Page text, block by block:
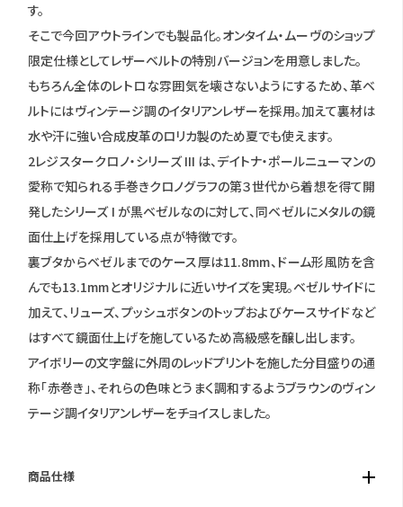
す。
そこで今回アウトラインでも製品化。オンタイム・ムーヴのショップ
限定仕様としてレザーベルトの特別バージョンを用意しました。
もちろん全体のレトロな雰囲気を壊さないようにするため、革ベ
ルトにはヴィンテージ調のイタリアンレザーを採用。加えて裏材は
水や汗に強い合成皮革のロリカ製のため夏でも使えます。
2レジスタークロノ・シリーズ III は、デイトナ・ポールニューマンの
愛称で知られる手巻きクロノグラフの第３世代から着想を得て開
発したシリーズ I が黒ベゼルなのに対して、同ベゼルにメタルの鏡
面仕上げを採用している点が特徴です。
裏ブタからベゼルまでのケース厚は11.8mm、ドーム形風防を含
んでも13.1mmとオリジナルに近いサイズを実現。ベゼルサイドに
加えて、リューズ、プッシュボタンのトップおよびケースサイドなど
はすべて鏡面仕上げを施しているため高級感を醸し出します。
アイボリーの文字盤に外周のレッドプリントを施した分目盛りの通
称「赤巻き」、それらの色味とうまく調和するようブラウンのヴィン
テージ調イタリアンレザーをチョイスしました。
商品仕様